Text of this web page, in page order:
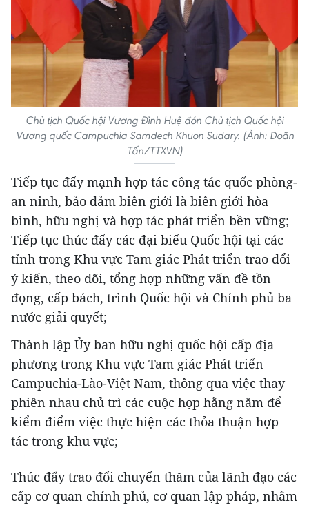
Chủ tịch Quốc hội Vương Đình Huệ đón Chủ tịch Quốc hội
Vương quốc Campuchia Samdech Khuon Sudary. (Ảnh: Doãn
Tấn/TTXVN)
Tiếp tục đẩy mạnh hợp tác công tác quốc phòng-
an ninh, bảo đảm biên giới là biên giới hòa
bình, hữu nghị và hợp tác phát triển bền vững;
Tiếp tục thúc đẩy các đại biểu Quốc hội tại các
tỉnh trong Khu vực Tam giác Phát triển trao đổi
ý kiến, theo dõi, tổng hợp những vấn đề tồn
đọng, cấp bách, trình Quốc hội và Chính phủ ba
nước giải quyết;
Thành lập Ủy ban hữu nghị quốc hội cấp địa
phương trong Khu vực Tam giác Phát triển
Campuchia-Lào-Việt Nam, thông qua việc thay
phiên nhau chủ trì các cuộc họp hằng năm để
kiểm điểm việc thực hiện các thỏa thuận hợp
tác trong khu vực;
Thúc đẩy trao đổi chuyến thăm của lãnh đạo các
cấp cơ quan chính phủ, cơ quan lập pháp, nhằm